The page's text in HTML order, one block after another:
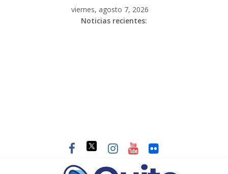
viernes, agosto 7, 2026
Noticias recientes: